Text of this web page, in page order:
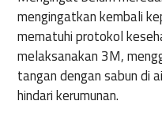
mengingatkan kembali
mematuhi protokol
melaksanakan 3M,
tangan dengan sabun di
hindari kerumunan.